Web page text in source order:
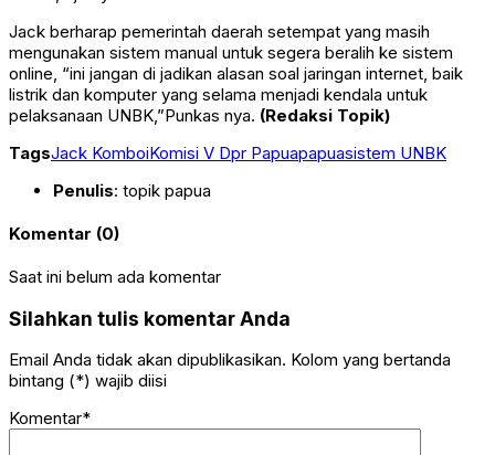
Jack berharap pemerintah daerah setempat yang masih
mengunakan sistem manual untuk segera beralih ke sistem
online, “ini jangan di jadikan alasan soal jaringan internet, baik
listrik dan komputer yang selama menjadi kendala untuk
pelaksanaan UNBK,”Punkas nya. (Redaksi Topik)
TagsJack KomboiKomisi V Dpr Papuapapuasistem UNBK
Penulis: topik papua
Komentar (0)
Saat ini belum ada komentar
Silahkan tulis komentar Anda
Email Anda tidak akan dipublikasikan. Kolom yang bertanda
bintang (*) wajib diisi
Komentar*